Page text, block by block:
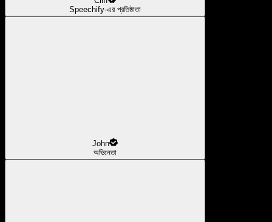
Speechify-এর প্রতিষ্ঠাতা
John
অভিনেতা